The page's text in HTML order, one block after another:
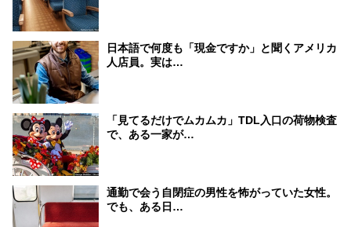
日本語で何度も「現金ですか」と聞くアメリカ
人店員。実は…
「見てるだけでムカムカ」TDL入口の荷物検査
で、ある一家が…
通勤で会う自閉症の男性を怖がっていた女性。
でも、ある日…